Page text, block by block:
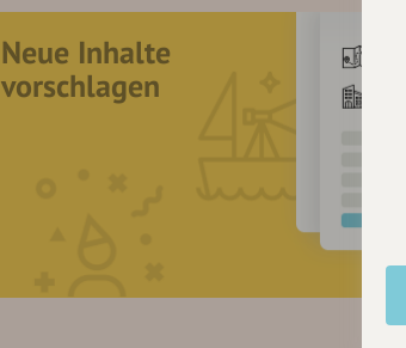
Neue Inhalte
vorschlagen